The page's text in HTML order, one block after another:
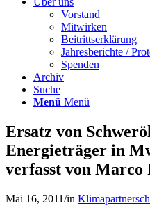
Vorstand
Mitwirken
Beitrittserklärung
Jahresberichte /
Spenden
Archiv
Suche
Menü Menü
Ersatz von
Energieträger in
verfasst von Marco
Mai 16, 2011/in